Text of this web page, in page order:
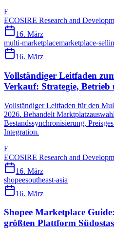
E
ECOSIRE Research and
16. März
multi-marketplacemarketplace-
16. März
Vollständiger Leitfaden
Verkauf: Strategie,
Vollständiger Leitfaden für den
2026. Behandelt
Bestandssynchronisierung,
Integration.
E
ECOSIRE Research and
16. März
shopeesoutheast-asia
16. März
Shopee Marketplace
größten Plattform